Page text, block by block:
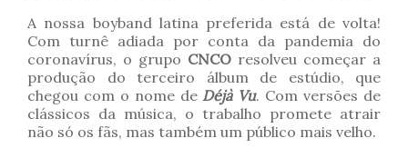
A nossa boyband latina preferida está de volta!
Com turnê adiada por conta da pandemia do
coronavírus, o grupo CNCO resolveu começar a
produção do terceiro álbum de estúdio, que
chegou com o nome deDéjà Vu. Com versões de
clássicos da música, o trabalho promete atrair
não só os fãs, mas também um público mais velho.